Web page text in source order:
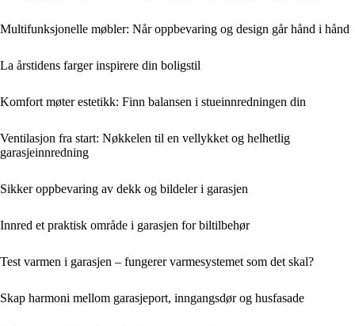
Multifunksjonelle møbler: Når oppbevaring og design går hånd i hånd
La årstidens farger inspirere din boligstil
Komfort møter estetikk: Finn balansen i stueinnredningen din
Ventilasjon fra start: Nøkkelen til en vellykket og helhetlig
garasjeinnredning
Sikker oppbevaring av dekk og bildeler i garasjen
Innred et praktisk område i garasjen for biltilbehør
Test varmen i garasjen – fungerer varmesystemet som det skal?
Skap harmoni mellom garasjeport, inngangsdør og husfasade